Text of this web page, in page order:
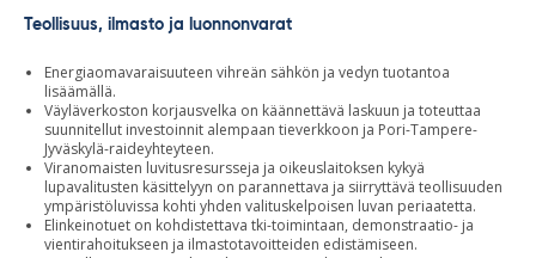
Teollisuus, ilmasto ja luonnonvarat
Energiaomavaraisuuteen vihreän sähkön ja vedyn tuotantoa
lisäämällä.
Väyläverkoston korjausvelka on käännettävä laskuun ja toteuttaa
suunnitellut investoinnit alempaan tieverkkoon ja Pori-Tampere-
Jyväskylä-raideyhteyteen.
Viranomaisten luvitusresursseja ja oikeuslaitoksen kykyä
lupavalitusten käsittelyyn on parannettava ja siirryttävä teollisuuden
ympäristöluvissa kohti yhden valituskelpoisen luvan periaatetta.
Elinkeinotuet on kohdistettava tki-toimintaan, demonstraatio- ja
vientirahoitukseen ja ilmastotavoitteiden edistämiseen.